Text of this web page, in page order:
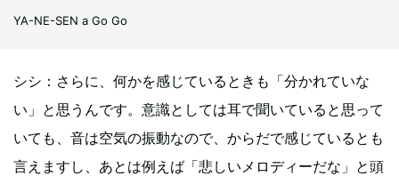
YA-NE-SEN a Go Go
シシ：さらに、何かを感じているときも「分かれていな
い」と思うんです。意識としては耳で聞いていると思って
いても、音は空気の振動なので、からだで感じているとも
言えますし、あとは例えば「悲しいメロディーだな」と頭